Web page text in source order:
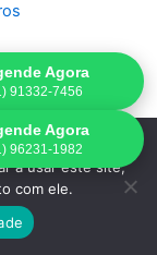
Bento
do Morumbi
Agora
91332-7456
Agora
96231-1982
a melhor
a usar este site,
com ele.